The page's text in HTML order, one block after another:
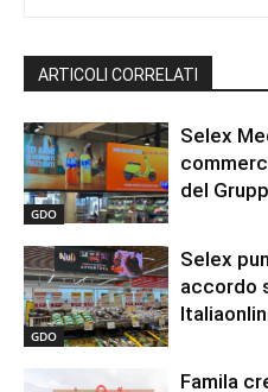
ARTICOLI CORRELATI
GDO
Selex
del
GDO
Selex
accordo
Famila